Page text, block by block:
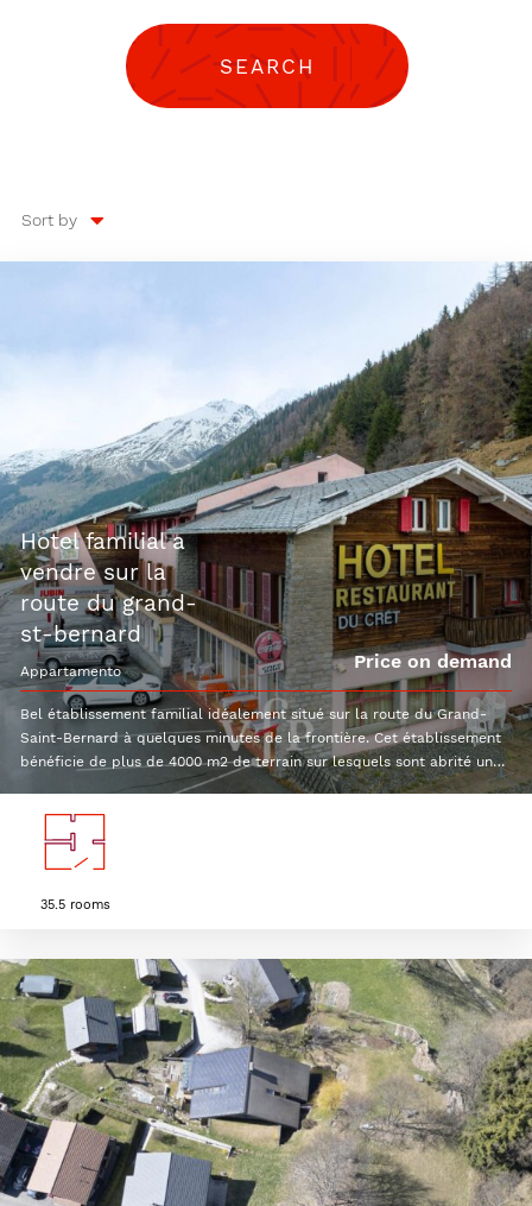
SEARCH
Sort by
hotel familial a
vendre sur la
route du grand-
st-bernard
appartamento Price on demand
Bel établissement familial idéalement situé sur la route du Grand-
Saint-Bernard à quelques minutes de la frontière. Cet établissement
bénéficie de plus de 4000 m2 de terrain sur lesquels sont abrité un
hôtel, un café restaurant, un kiosk ainsi que d'une station
comprend 36 chambres/80 lits entièrement équipés.Une place
goudronnée de 4'3372m2 permet aux clients du restaurant ou de
n'hésitez pas à nous contacter.
35.5 rooms